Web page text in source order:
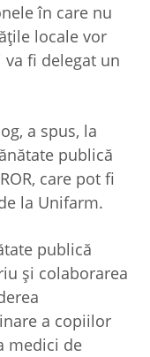
în care nu
locale vor
va fi delegat un
a spus, la
publică
care pot fi
la Unifarm.
publică
şi colaborarea
a copiilor
medici de